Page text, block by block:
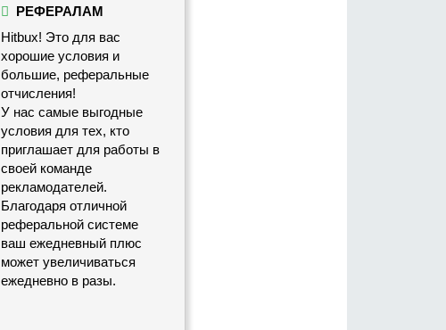
РЕФЕРАЛАМ
Hitbux! Это для вас
хорошие условия и
большие, реферальные
отчисления!
У нас самые выгодные
условия для тех, кто
приглашает для работы в
своей команде
рекламодателей.
Благодаря отличной
реферальной системе
ваш ежедневный плюс
может увеличиваться
ежедневно в разы.